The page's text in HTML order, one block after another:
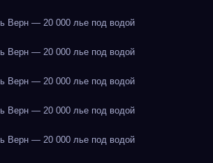
Верн — 20 000 лье под водой
Верн — 20 000 лье под водой
Верн — 20 000 лье под водой
Верн — 20 000 лье под водой
Верн — 20 000 лье под водой